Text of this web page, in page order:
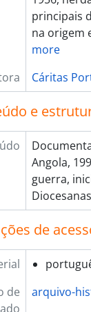
007 -
G -
H -
I -
J -
L -
- Programas,
principais
na origem
more
Cáritas
e
Angola,
guerra,
de
de
arquivo-